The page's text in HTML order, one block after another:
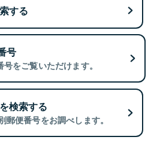
する
号
をご覧いただけます。
検索する
郵便番号をお調べします。